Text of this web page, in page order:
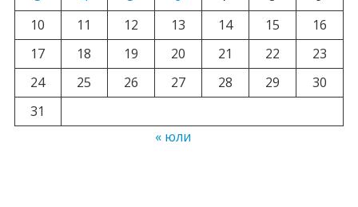
10
11 12 13 14 15
16
17
18 19 20 21 22
23
24
25 26 27 28 29
30
31
« юли